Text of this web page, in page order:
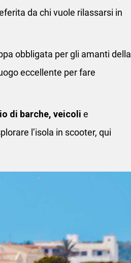
da chi vuole rilassarsi in
obbligata per gli amanti della
eccellente per fare
di barche, veicoli e
l’isola in scooter, qui